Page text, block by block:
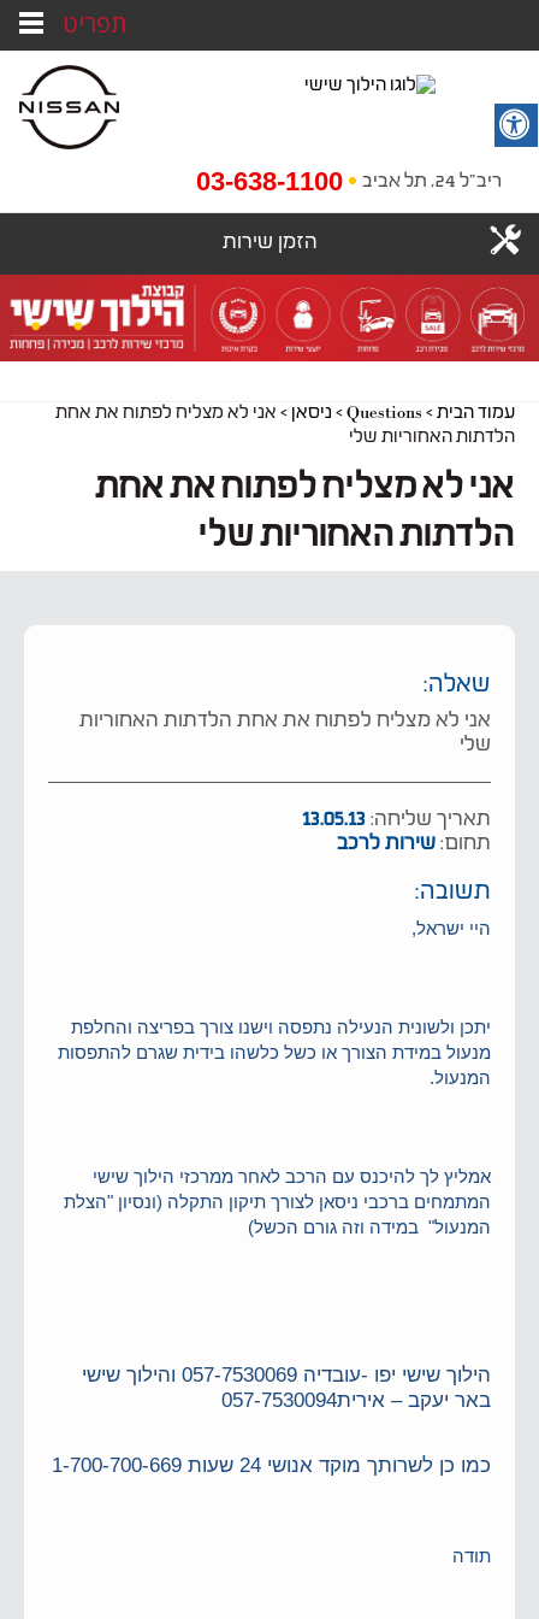
03-638-1100 ריב"ל 24, תל אביב
הזמן שירות
עמוד הבית>
Questions
> ניסאן > אני לא מצליח לפתוח את אחת
הלדתות האחוריות שלי
אני לא מצליח לפתוח את אחת
הלדתות האחוריות שלי
שאלה:
אני לא מצליח לפתוח את אחת הלדתות האחוריות
שלי
תאריך שליחה: 13.05.13
תחום:שירות לרכב
תשובה:
היי ישראל,
יתכן ולשונית הנעילה נתפסה וישנו צורך בפריצה והחלפת
מנעול במידת הצורך או כשל כלשהו בידית שגרם להתפסות
המנעול.
אמליץ לך להיכנס עם הרכב לאחר ממרכזי הילוך שישי
המתמחים ברכבי ניסאן לצורך תיקון התקלה (ונסיון "הצלת
המנעול" במידה וזה גורם הכשל)
הילוך שישי יפו -עובדיה 057-7530069 והילוך שישי
באר יעקב – אירית057-7530094
כמו כן לשרותך מוקד אנושי 24 שעות 1-700-700-669
תודה
תפריט